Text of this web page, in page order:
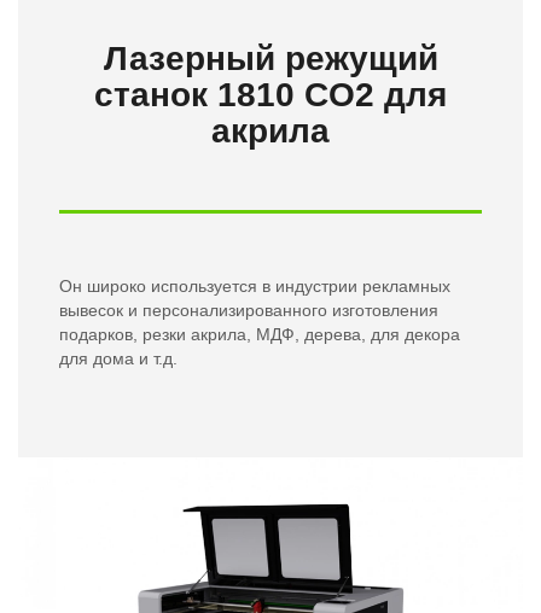
Лазерный режущий
станок 1810 CO2 для
акрила
Он широко используется в индустрии рекламных
вывесок и персонализированного изготовления
подарков, резки акрила, МДФ, дерева, для декора
для дома и т.д.